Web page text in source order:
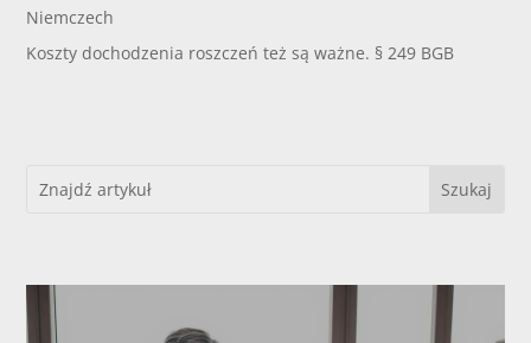
Niemczech
Koszty dochodzenia roszczeń też są ważne. § 249 BGB